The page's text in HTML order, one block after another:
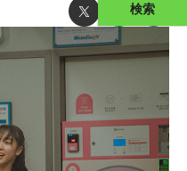
検索